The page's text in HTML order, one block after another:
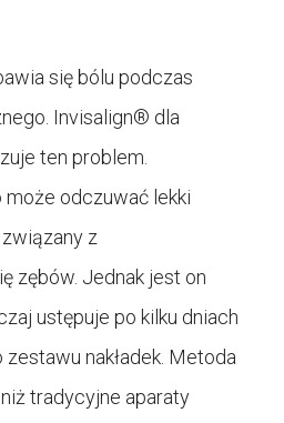
się bólu podczas
Invisalign® dla
ten problem.
odczuwać lekki
z
zębów. Jednak jest on
ustępuje po kilku dniach
nakładek. Metoda
tradycyjne aparaty